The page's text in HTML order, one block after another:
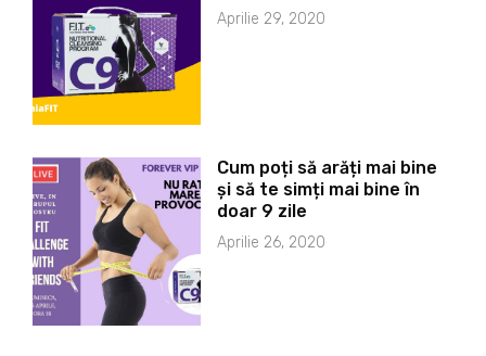
Aprilie 29, 2020
Cum poți să arăți mai bine
și să te simți mai bine în
doar 9 zile
Aprilie 26, 2020